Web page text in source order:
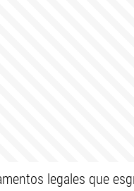
legales que